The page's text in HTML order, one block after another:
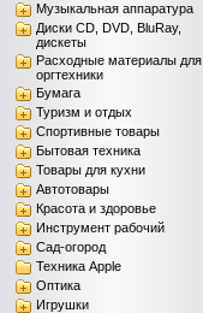
Музыкальная аппаратура
Диски CD, DVD, BluRay,
дискеты
Расходные материалы для
оргтехники
Бумага
Туризм и отдых
Спортивные товары
Бытовая техника
Товары для кухни
Автотовары
Красота и здоровье
Инструмент рабочий
Сад-огород
Техника Apple
Оптика
Игрушки